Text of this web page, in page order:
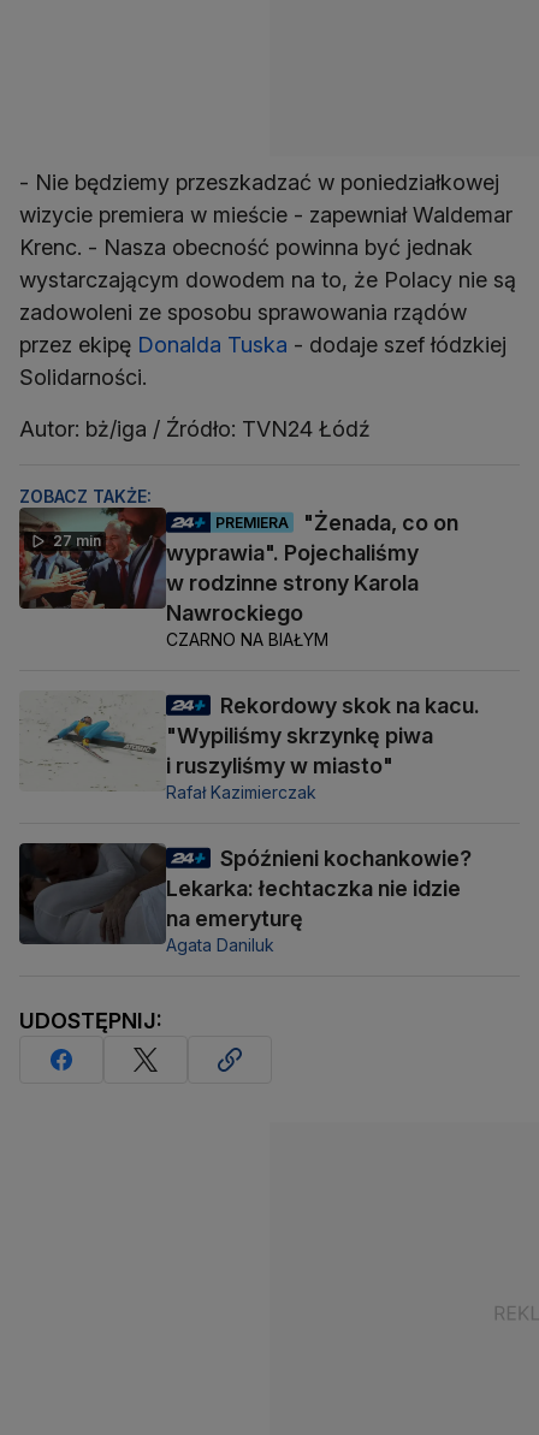
- Nie będziemy przeszkadzać w poniedziałkowej
wizycie premiera w mieście - zapewniał Waldemar
Krenc. - Nasza obecność powinna być jednak
wystarczającym dowodem na to, że Polacy nie są
zadowoleni ze sposobu sprawowania rządów
przez ekipę Donalda Tuska - dodaje szef łódzkiej
Solidarności.
Autor: bż/iga / Źródło: TVN24 Łódź
ZOBACZ TAKŻE:
27 min
PREMIERA
"Żenada, co on
wyprawia". Pojechaliśmy
w rodzinne strony Karola
Nawrockiego
CZARNO NA BIAŁYM
Rekordowy skok na kacu.
"Wypiliśmy skrzynkę piwa
i ruszyliśmy w miasto"
Rafał Kazimierczak
Spóźnieni kochankowie?
Lekarka: łechtaczka nie idzie
na emeryturę
Agata Daniluk
UDOSTĘPNIJ: